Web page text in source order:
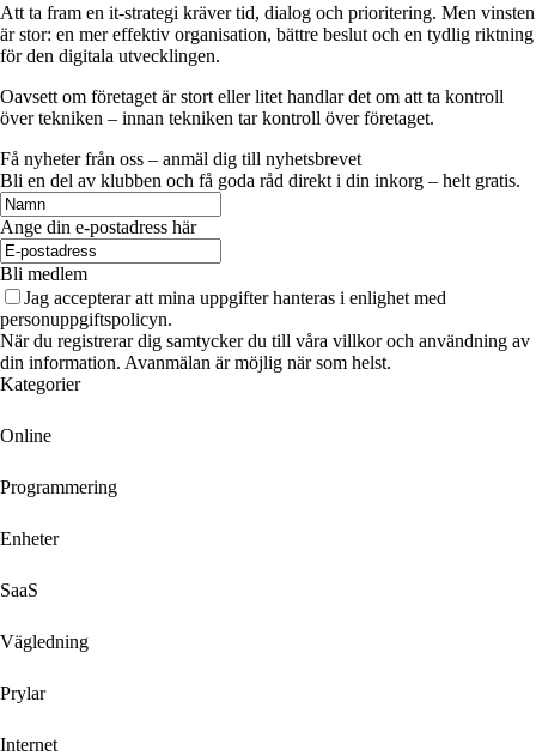
Att ta fram en it-strategi kräver tid, dialog och prioritering. Men vinsten
är stor: en mer effektiv organisation, bättre beslut och en tydlig riktning
för den digitala utvecklingen.
Oavsett om företaget är stort eller litet handlar det om att ta kontroll
över tekniken – innan tekniken tar kontroll över företaget.
Få nyheter från oss – anmäl dig till nyhetsbrevet
Bli en del av klubben och få goda råd direkt i din inkorg – helt gratis.
Ange din e-postadress här
Bli medlem
Jag accepterar att mina uppgifter hanteras i enlighet med
personuppgiftspolicyn.
När du registrerar dig samtycker du till våra villkor och användning av
din information. Avanmälan är möjlig när som helst.
Kategorier
Online
Programmering
Enheter
SaaS
Vägledning
Prylar
Internet